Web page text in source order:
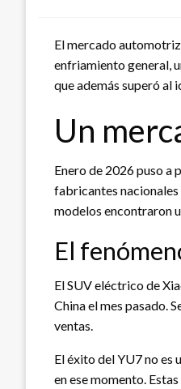
El mercado
enfriamiento general,
que además superó
Un
Enero de 2026 puso a
fabricantes nacionales
modelos encontraron
El
El SUV eléctrico de
China el mes pasado.
ventas.
El éxito del YU7 no es
en ese momento.